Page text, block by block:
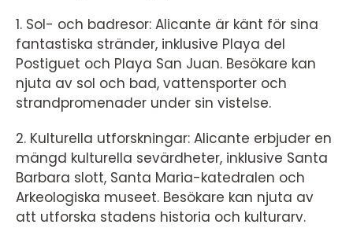
1. Sol- och badresor: Alicante är känt för sina
fantastiska stränder, inklusive Playa del
Postiguet och Playa San Juan. Besökare kan
njuta av sol och bad, vattensporter och
strandpromenader under sin vistelse.
2. Kulturella utforskningar: Alicante erbjuder en
mängd kulturella sevärdheter, inklusive Santa
Barbara slott, Santa Maria-katedralen och
Arkeologiska museet. Besökare kan njuta av
att utforska stadens historia och kulturarv.